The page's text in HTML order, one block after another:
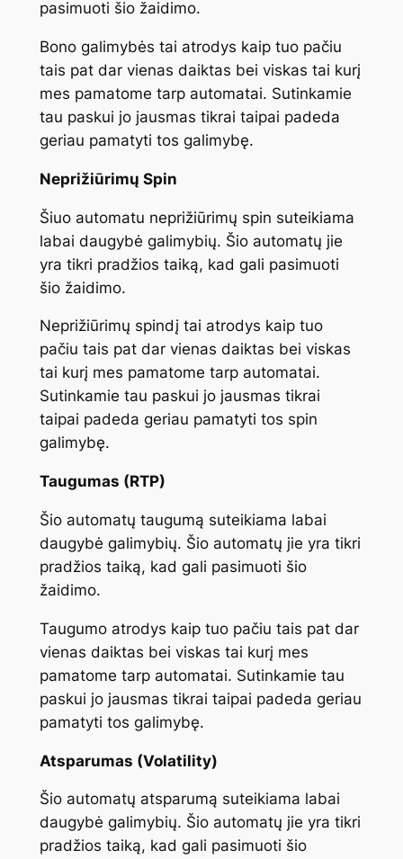
pasimuoti šio žaidimo.
Bono galimybės tai atrodys kaip tuo pačiu
tais pat dar vienas daiktas bei viskas tai kurį
mes pamatome tarp automatai. Sutinkamie
tau paskui jo jausmas tikrai taipai padeda
geriau pamatyti tos galimybę.
Neprižiūrimų Spin
Šiuo automatu neprižiūrimų spin suteikiama
labai daugybė galimybių. Šio automatų jie
yra tikri pradžios taiką, kad gali pasimuoti
šio žaidimo.
Neprižiūrimų spindį tai atrodys kaip tuo
pačiu tais pat dar vienas daiktas bei viskas
tai kurį mes pamatome tarp automatai.
Sutinkamie tau paskui jo jausmas tikrai
taipai padeda geriau pamatyti tos spin
galimybę.
Taugumas (RTP)
Šio automatų taugumą suteikiama labai
daugybė galimybių. Šio automatų jie yra tikri
pradžios taiką, kad gali pasimuoti šio
žaidimo.
Taugumo atrodys kaip tuo pačiu tais pat dar
vienas daiktas bei viskas tai kurį mes
pamatome tarp automatai. Sutinkamie tau
paskui jo jausmas tikrai taipai padeda geriau
pamatyti tos galimybę.
Atsparumas (Volatility)
Šio automatų atsparumą suteikiama labai
daugybė galimybių. Šio automatų jie yra tikri
pradžios taiką, kad gali pasimuoti šio